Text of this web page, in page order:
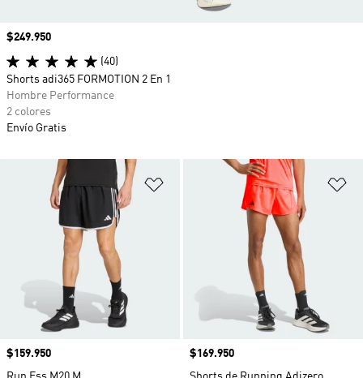
Añadir a la lista de deseos
Precio
$159.950
Precio
$169.950
Precio
$249.950
(40)
Shorts adi365 FORMOTION 2 En 1
Hombre Performance
2 colores
Envío Gratis